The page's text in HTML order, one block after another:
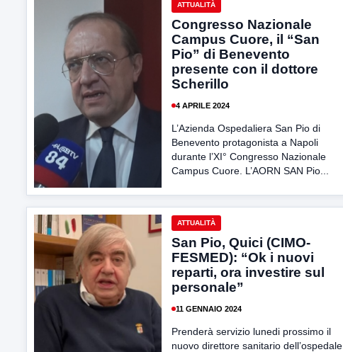
ATTUALITÀ
Congresso Nazionale
Campus Cuore, il “San
Pio” di Benevento
presente con il dottore
Scherillo
4 APRILE 2024
L’Azienda Ospedaliera San Pio di
Benevento protagonista a Napoli
durante l’XI° Congresso Nazionale
Campus Cuore. L’AORN SAN Pio...
ATTUALITÀ
San Pio, Quici (CIMO-
FESMED): “Ok i nuovi
reparti, ora investire sul
personale”
11 GENNAIO 2024
Prenderà servizio lunedi prossimo il
nuovo direttore sanitario dell’ospedale